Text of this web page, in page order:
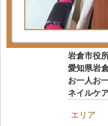
岩倉市役
愛知県岩
お一人お
ネイルケ
エリア